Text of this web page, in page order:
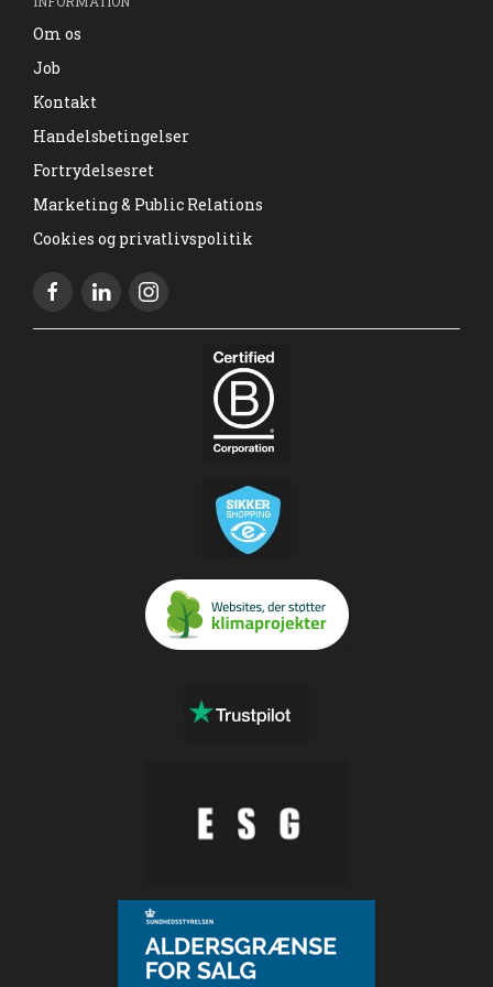
Om os
Job
Kontakt
Handelsbetingelser
Fortrydelsesret
Marketing & Public Relations
Cookies og privatlivspolitik